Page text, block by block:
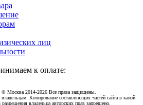
лиц
к оплате:
© Москва 2014-2026 Все права защищены.
Копирование составляющих частей сайта в какой
владельца авторских прав запрещено.